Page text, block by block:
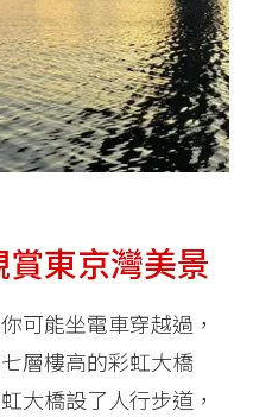
東京灣美景
可能坐電車穿越過，
層樓高的彩虹大橋
大橋設了人行步道，